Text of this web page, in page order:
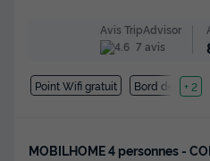
Avis TripAdvisor
7 avis
Point Wifi gratuit Bord de mer
+ 2
MOBILHOME 4 personnes -